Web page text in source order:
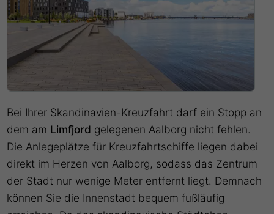
Bei Ihrer Skandinavien-Kreuzfahrt darf ein Stopp an
dem am Limfjord gelegenen Aalborg nicht fehlen.
Die Anlegeplätze für Kreuzfahrtschiffe liegen dabei
direkt im Herzen von Aalborg, sodass das Zentrum
der Stadt nur wenige Meter entfernt liegt. Demnach
können Sie die Innenstadt bequem fußläufig